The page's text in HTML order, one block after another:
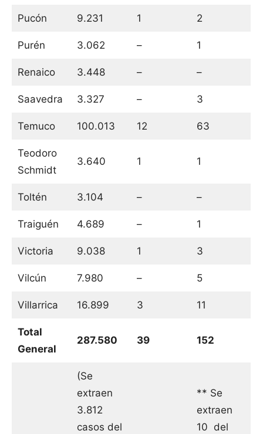
Pucón 9.231 1 2
Purén 3.062 – 1
Renaico 3.448 – –
Saavedra 3.327 – 3
Temuco 100.013 12 63
Teodoro
Schmidt
3.640 1 1
Toltén 3.104 – –
Traiguén 4.689 – 1
Victoria 9.038 1 3
Vilcún 7.980 – 5
Villarrica 16.899 3 11
Total
General
287.580 39 152
(Se
extraen
3.812
casos del
** Se
extraen
10 del